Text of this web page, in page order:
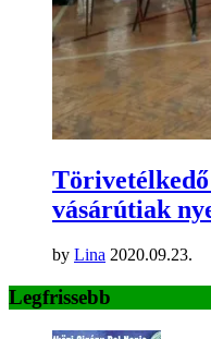
vásárútiak
by Lina 2020.09.23.
Legfrissebb